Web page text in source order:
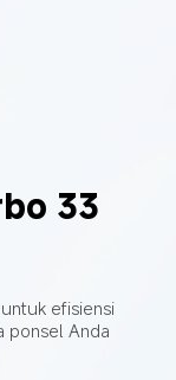
33
efisiensi
ponsel Anda